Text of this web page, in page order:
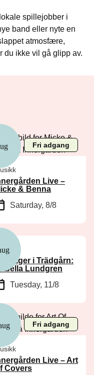
spillejobber i
band eller nyte en
atmosfære,
du ikke vil gå glipp av.
Fri adgang
Live –
& Benna
Saturday, 8/8
i Trädgårn:
Lundgren
Tuesday, 11/8
Fri adgang
Live – Art
Covers